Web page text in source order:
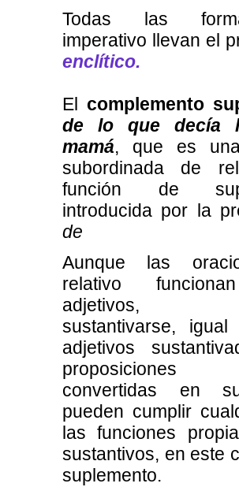
Todas las
imperativo llevan el
enclítico.
El complemento
de lo que decía
mamá, que es
subordinada de
función de
introducida por la
de
Aunque las
relativo
adjetivos,
sustantivarse,
adjetivos
proposiciones
convertidas en
pueden cumplir
las funciones
sustantivos, en este
suplemento.